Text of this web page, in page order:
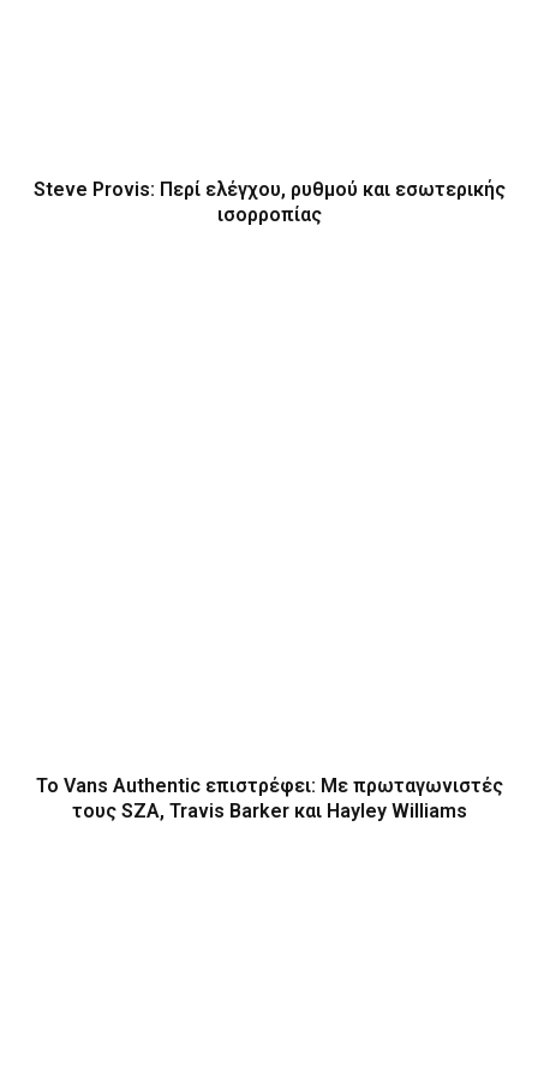
Steve Provis: Περί ελέγχου, ρυθμού και εσωτερικής
ισορροπίας
Το Vans Authentic επιστρέφει: Με πρωταγωνιστές
τους SZA, Travis Barker και Hayley Williams